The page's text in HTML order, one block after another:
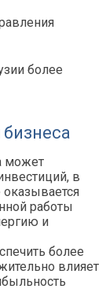
более
может
в
работы
и
более
влияет